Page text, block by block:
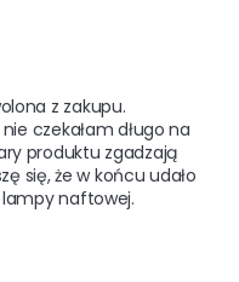
z zakupu.
czekałam długo na
produktu zgadzają
się, że w końcu udało
naftowej.